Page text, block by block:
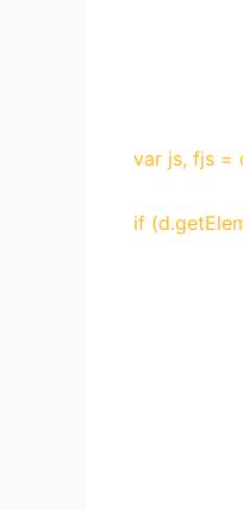
var js, fjs =
if